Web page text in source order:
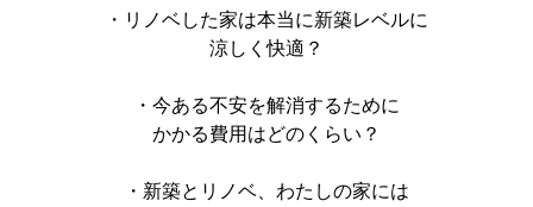
・リノベした家は本当に新築レベルに
涼しく快適？
・今ある不安を解消するために
かかる費用はどのくらい？
・新築とリノベ、わたしの家には